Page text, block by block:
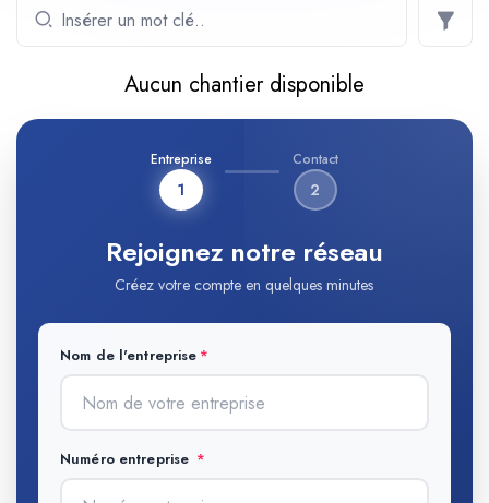
Aucun chantier disponible
Entreprise
1
Contact
2
Rejoignez notre réseau
Créez votre compte en quelques minutes
Nom de l'entreprise
Numéro entreprise